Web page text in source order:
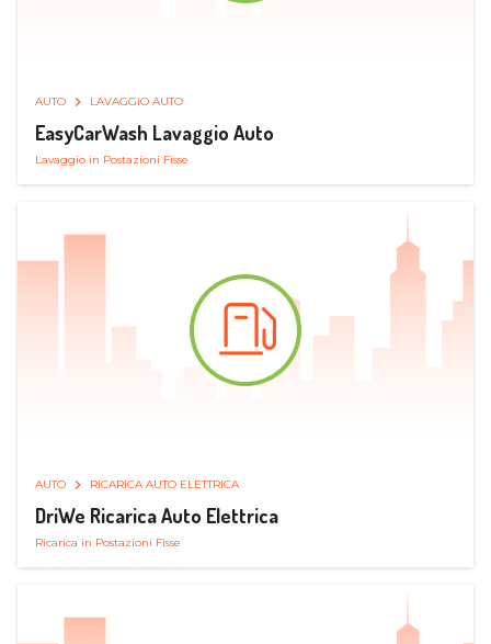
AUTO LAVAGGIO AUTO
EasyCarWash Lavaggio Auto
Lavaggio in Postazioni Fisse
AUTO RICARICA AUTO ELETTRICA
DriWe Ricarica Auto Elettrica
Ricarica in Postazioni Fisse